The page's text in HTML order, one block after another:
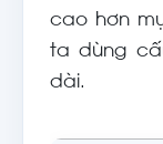
cao hơn
ta dùng
dài.